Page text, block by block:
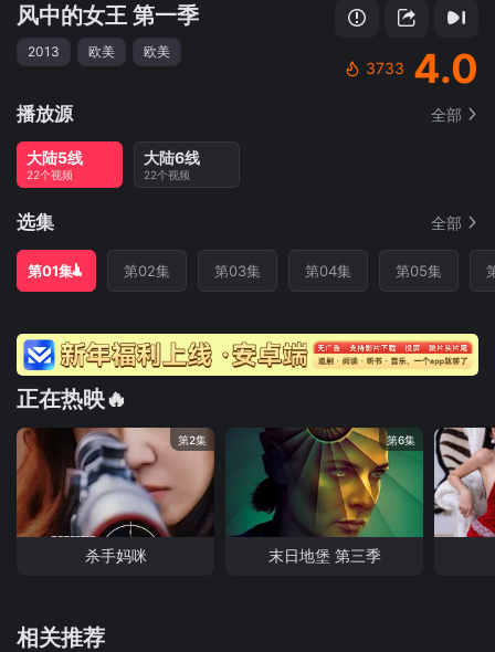
风中的女王 第一季
2013 欧美 欧美
3733 4.0
播放源 全部
大陆5线
22个视频
大陆6线
22个视频
选集 全部
第01集 第02集 第03集 第04集 第05集
正在热映🔥
第2集
杀手妈咪
第6集
末日地堡 第三季
相关推荐